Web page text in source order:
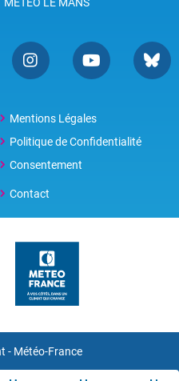
Mentions Légales
Politique de Confidentialité
Consentement
Contact
- Météo-France